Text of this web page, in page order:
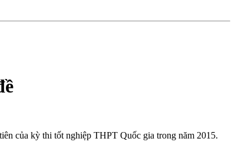
của kỳ thi tốt nghiệp THPT Quốc gia trong năm 2015.